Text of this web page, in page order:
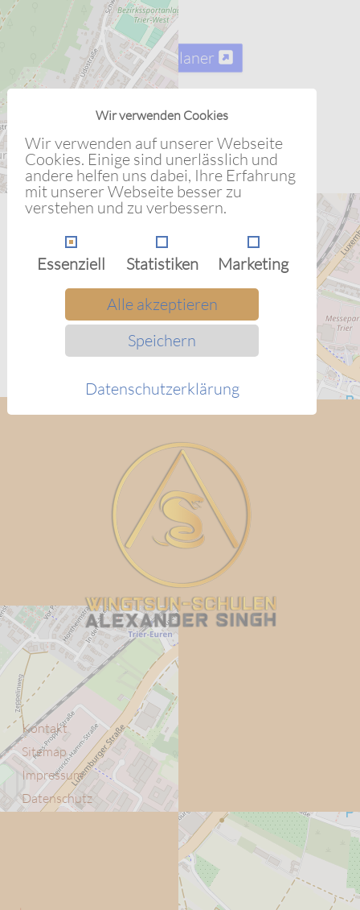
Wir verwenden Cookies
Wir verwenden auf unserer Webseite
Cookies. Einige sind unerlässlich und
andere helfen uns dabei, Ihre Erfahrung
mit unserer Webseite besser zu
verstehen und zu verbessern.
Essenziell Statistiken
Marketing
Alle akzeptieren
Speichern
Datenschutzerklärung
Trier
Karte
Routenplaner
Straße
Ottostraße 29
54294 Trier-Euren
Deutschland
im Druckwerk in Trier-Euren
Kontakt
Sitemap
Impressum
Datenschutz